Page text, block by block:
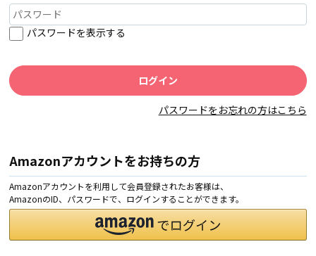
パスワードを表示する
パスワードをお忘れの方はこちら
Amazonアカウントをお持ちの方
Amazonアカウントを利用して会員登録されたお客様は、
AmazonのID、パスワードで、ログインすることができます。